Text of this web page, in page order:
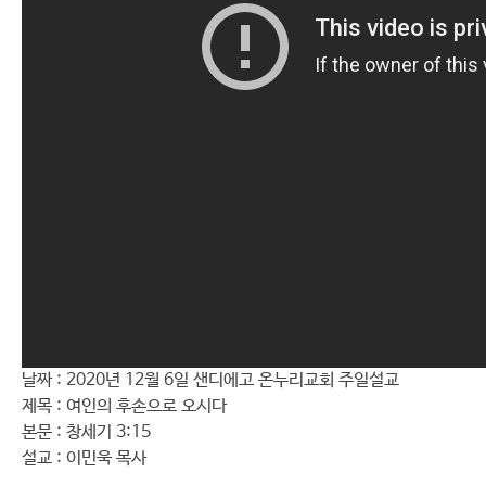
날짜 : 2020년 12월 6일 샌디에고 온누리교회 주일설교
제목 : 여인의 후손으로 오시다
본문 : 창세기 3:15
설교 : 이민욱 목사